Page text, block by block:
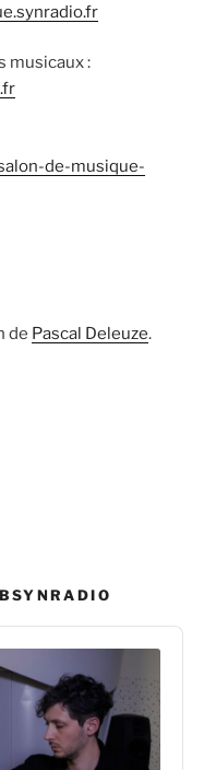
musicaux :
de-musique-
de Pascal Deleuze.